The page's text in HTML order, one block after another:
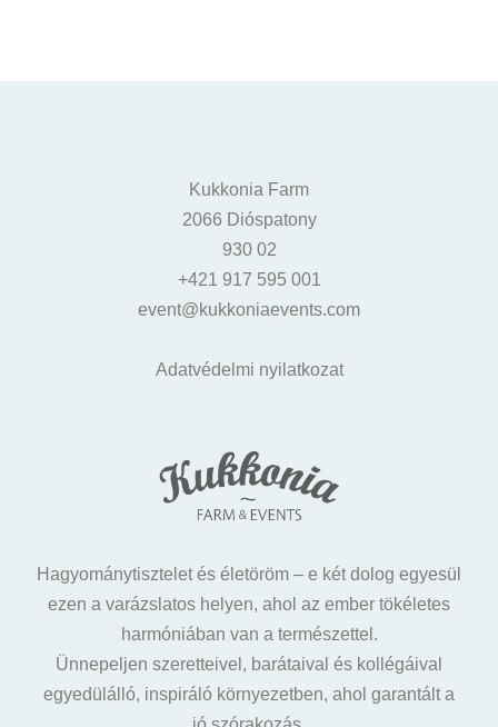
Kukkonia Farm
2066 Dióspatony
930 02
+421 917 595 001
event@kukkoniaevents.com
Adatvédelmi nyilatkozat
Hagyománytisztelet és életöröm – e két dolog egyesül
ezen a varázslatos helyen, ahol az ember tökéletes
harmóniában van a természettel.
Ünnepeljen szeretteivel, barátaival és kollégáival
egyedülálló, inspiráló környezetben, ahol garantált a